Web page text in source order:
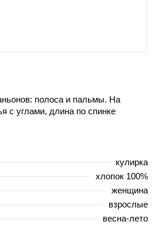
полоса и пальмы. На
с углами, длина по спинке
кулирка
хлопок 100%
женщина
взрослые
весна-лето